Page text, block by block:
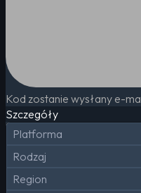
Kod zostanie wysłany e-
Szczegóły
Platforma
Rodzaj
Region